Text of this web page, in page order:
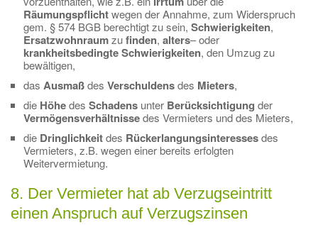
Räumungspflichtwegen der Annahme, zum Widerspruch
gem. § 574 BGB berechtigt zu sein, Schwierigkeiten,
Ersatzwohnraumzufinden, alters– oder
krankheitsbedingteSchwierigkeiten, den Umzug zu
bewältigen,
das Ausmaßdes Verschuldensdes Mieters,
die Höhedes Schadens unter Berücksichtigung der
Vermögensverhältnissedes Vermieters und des Mieters,
die Dringlichkeitdes Rückerlangungsinteressesdes
Vermieters, z.B. wegen einer bereits erfolgten
Weitervermietung.
8. Der Vermieter hat ab Verzugseintritt
einen Anspruch auf Verzugszinsen